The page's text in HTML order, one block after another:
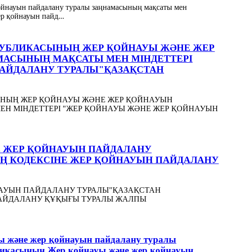
пайдалану туралы заңнамасының мақсаты мен
қойнауын пайд...
ЖЕР ҚОЙНАУЫ ЖӘНЕ ЖЕР
МАҚСАТЫ МЕН МІНДЕТТЕРІ
ТУРАЛЫ"ҚАЗАҚСТАН
ЖЕР ҚОЙНАУЫ ЖӘНЕ ЖЕР ҚОЙНАУЫН
МІНДЕТТЕРІ "ЖЕР ҚОЙНАУЫ ЖӘНЕ ЖЕР ҚОЙНАУЫН
ЖЕР ҚОЙНАУЫН ПАЙДАЛАНУ
КОДЕКСІНЕ ЖЕР ҚОЙНАУЫН ПАЙДАЛАНУ
ПАЙДАЛАНУ ТУРАЛЫ"ҚАЗАҚСТАН
ҚҰҚЫҒЫ ТУРАЛЫ ЖАЛПЫ
және жер қойнауын пайдалану туралы